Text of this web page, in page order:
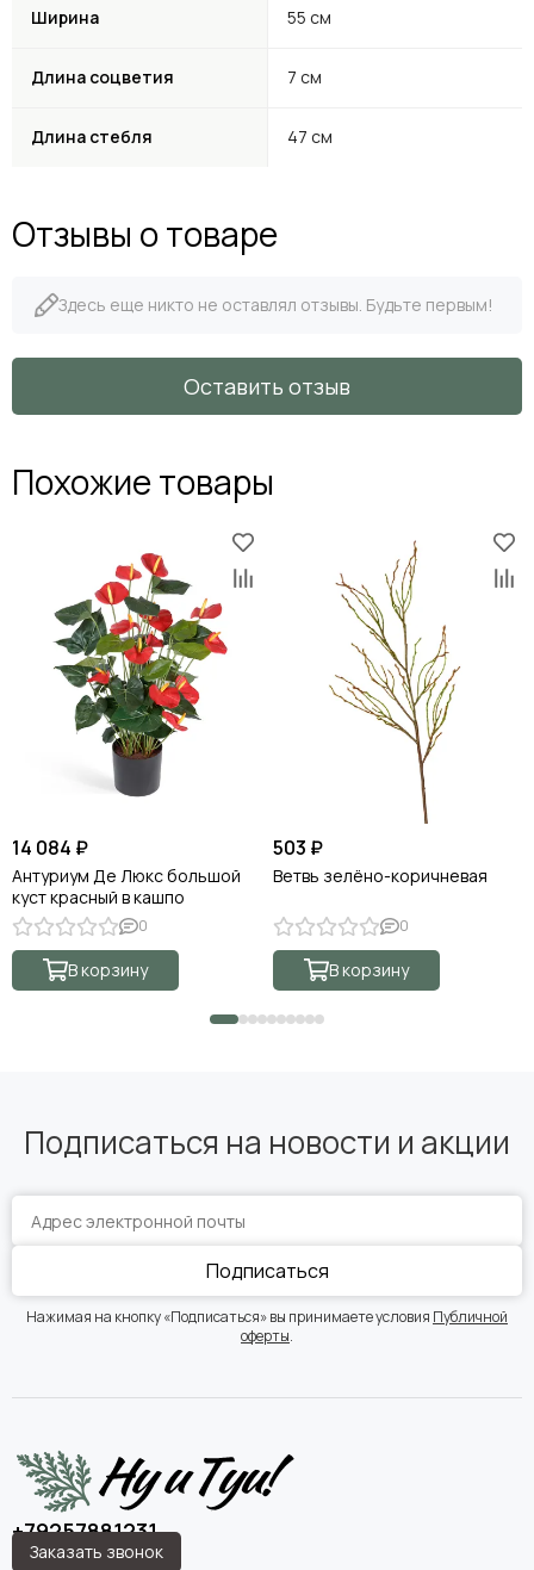
Ширина 55 см
Длина соцветия 7 см
Длина стебля 47 см
Отзывы о товаре
Здесь еще никто не оставлял отзывы. Будьте первым!
Оставить отзыв
Похожие товары
14 084 ₽
Антуриум Де Люкс большой
куст красный в кашпо
0
В корзину
503 ₽
Ветвь зелёно-коричневая
0
В корзину
Подписаться на новости и акции
Подписаться
Нажимая на кнопку «Подписаться» вы принимаете условия Публичной
оферты.
+79257881231
Заказать звонок